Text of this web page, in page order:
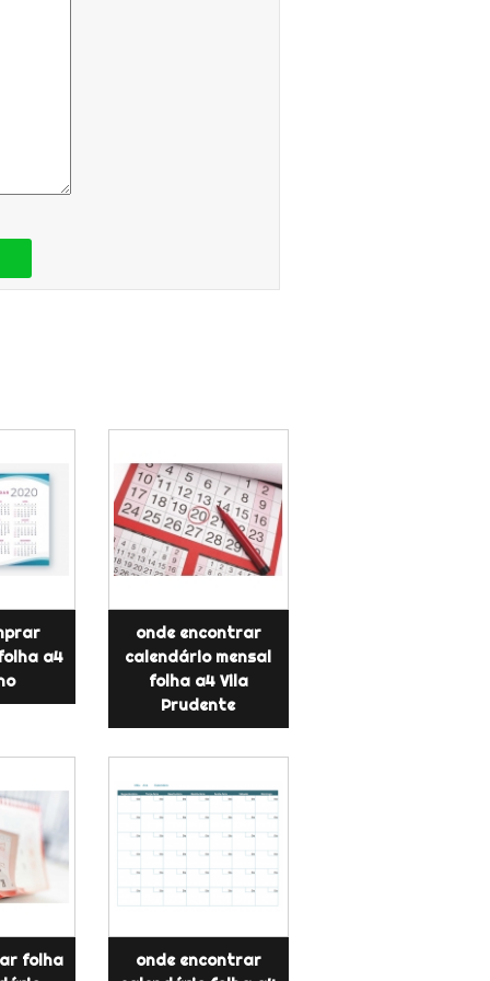
a4
onde encontrar
calendário mensal
folha a4 Vila
Prudente
folha
onde encontrar